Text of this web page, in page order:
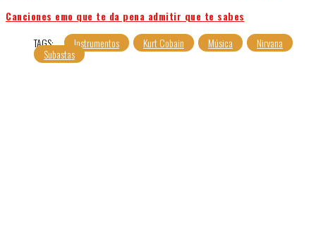
Canciones emo que te da pena admitir que te sabes
TAGS:
Instrumentos Kurt Cobain Música Nirvana
Subastas